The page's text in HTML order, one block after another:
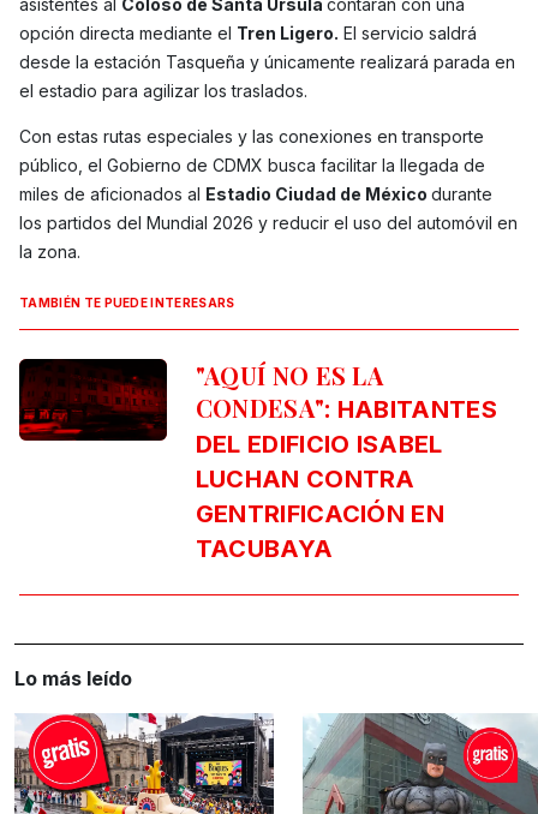
opción directa mediante el Tren Ligero. El servicio saldrá
desde la estación Tasqueña y únicamente realizará parada en
el estadio para agilizar los traslados.
Con estas rutas especiales y las conexiones en transporte
público, el Gobierno de CDMX busca facilitar la llegada de
miles de aficionados al Estadio Ciudad de México durante
los partidos del Mundial 2026 y reducir el uso del automóvil en
la zona.
TAMBIÉN TE PUEDE INTERESARS
"AQUÍ NO ES LA
CONDESA": HABITANTES
DEL EDIFICIO ISABEL
LUCHAN CONTRA
GENTRIFICACIÓN EN
TACUBAYA
Lo más leído